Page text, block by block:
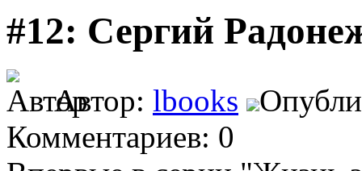
#12: Сергий
Автор: lbooks
Комментариев: 0